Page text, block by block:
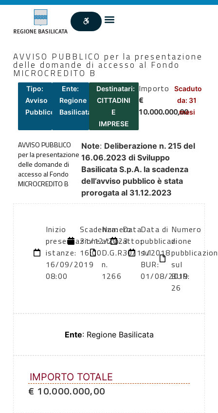
AVVISO PUBBLICO per la presentazione
delle domande di accesso al Fondo
MICROCREDITO B
Tipo:
Avviso
Pubblico
Ente:
Regione
Basilicata
Destinatari:
CITTADINI
E
IMPRESE
Importo
€
10.000.000,00
Scaduto
da: 31
mesi
AVVISO PUBBLICO
per la presentazione
delle domande di
accesso al Fondo
MICROCREDITO B
Note: Deliberazione n. 215 del
16.06.2023 di Sviluppo
Basilicata S.p.A. la scadenza
dell’avviso pubblico è stata
prorogata al 31.12.2023
Inizio
presentazione
istanze:
16/09/2019
08:00
Scadenza:
31/12/2023
16:00
Numero
atto:
D.G.R.
n.
1266
Data
atto:
30/11/2018
Data di
pubblicazione
sul
BUR:
01/08/2019
Numero
di
sul
BUR:
26
Ente: Regione Basilicata
IMPORTO TOTALE
€ 10.000.000,00